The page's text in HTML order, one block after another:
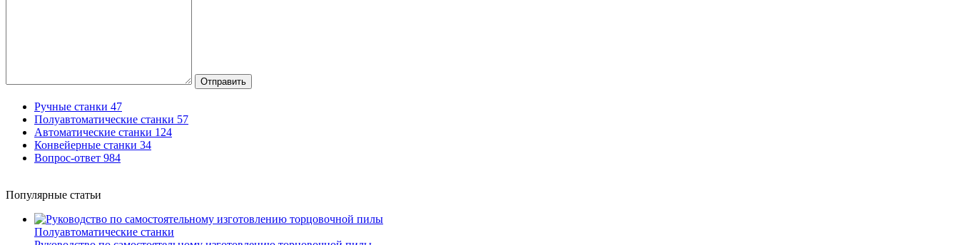
Отправить
Ручные станки 47
Полуавтоматические станки 57
Автоматические станки 124
Конвейерные станки 34
Вопрос-ответ 984
Популярные статьи
Полуавтоматические станки